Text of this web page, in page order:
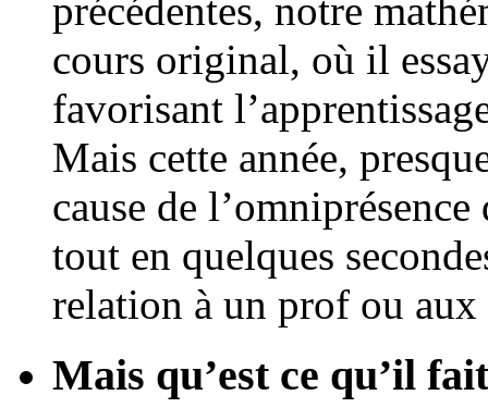
précédentes, notre
cours original, où il
favorisant
Mais cette année,
cause de
tout en quelques
relation à un prof ou aux
Mais qu’est ce qu’il